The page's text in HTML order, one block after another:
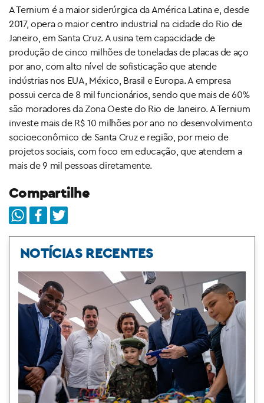
A Ternium é a maior siderúrgica da América Latina e, desde
2017, opera o maior centro industrial na cidade do Rio de
Janeiro, em Santa Cruz. A usina tem capacidade de
produção de cinco milhões de toneladas de placas de aço
por ano, com alto nível de sofisticação que atende
indústrias nos EUA, México, Brasil e Europa. A empresa
possui cerca de 8 mil funcionários, sendo que mais de 60%
são moradores da Zona Oeste do Rio de Janeiro. A Ternium
investe mais de R$ 10 milhões por ano no desenvolvimento
socioeconômico de Santa Cruz e região, por meio de
projetos sociais, com foco em educação, que atendem a
mais de 9 mil pessoas diretamente.
Compartilhe
NOTÍCIAS RECENTES